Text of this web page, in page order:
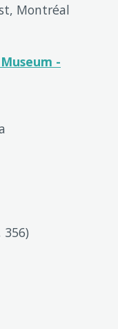
Montréal
-